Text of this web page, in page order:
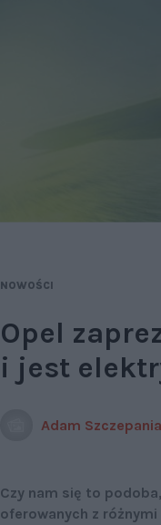
NOWOŚCI
Opel
i jest
Adam
Czy nam się to
oferowanych z